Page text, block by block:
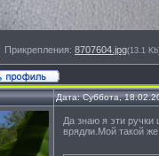
Прикрепления: 8707604.jpg(13.1
Дата: Суббота,
Да знаю я эти ручки
врядли.Мой такой